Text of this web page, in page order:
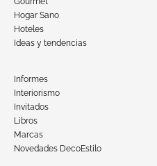
Hogar Sano
Hoteles
Ideas y tendencias
Informes
Interiorismo
Invitados
Libros
Marcas
Novedades DecoEstilo